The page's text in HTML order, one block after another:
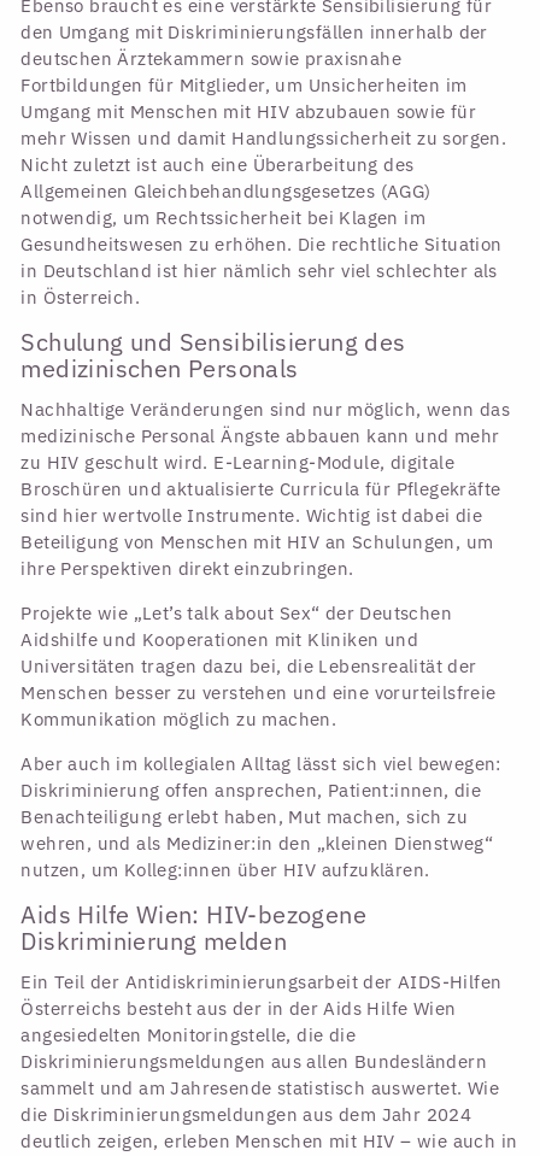
Ebenso braucht es eine verstärkte Sensibilisierung für
den Umgang mit Diskriminierungsfällen innerhalb der
deutschen Ärztekammern sowie praxisnahe
Fortbildungen für Mitglieder, um Unsicherheiten im
Umgang mit Menschen mit HIV abzubauen sowie für
mehr Wissen und damit Handlungssicherheit zu sorgen.
Nicht zuletzt ist auch eine Überarbeitung des
Allgemeinen Gleichbehandlungsgesetzes (AGG)
notwendig, um Rechtssicherheit bei Klagen im
Gesundheitswesen zu erhöhen. Die rechtliche Situation
in Deutschland ist hier nämlich sehr viel schlechter als
in Österreich.
Schulung und Sensibilisierung des
medizinischen Personals
Nachhaltige Veränderungen sind nur möglich, wenn das
medizinische Personal Ängste abbauen kann und mehr
zu HIV geschult wird. E-Learning-Module, digitale
Broschüren und aktualisierte Curricula für Pflegekräfte
sind hier wertvolle Instrumente. Wichtig ist dabei die
Beteiligung von Menschen mit HIV an Schulungen, um
ihre Perspektiven direkt einzubringen.
Projekte wie „Let’s talk about Sex“ der Deutschen
Aidshilfe und Kooperationen mit Kliniken und
Universitäten tragen dazu bei, die Lebensrealität der
Menschen besser zu verstehen und eine vorurteilsfreie
Kommunikation möglich zu machen.
Aber auch im kollegialen Alltag lässt sich viel bewegen:
Diskriminierung offen ansprechen, Patient:innen, die
Benachteiligung erlebt haben, Mut machen, sich zu
wehren, und als Mediziner:in den „kleinen Dienstweg“
nutzen, um Kolleg:innen über HIV aufzuklären.
Aids Hilfe Wien: HIV-bezogene
Diskriminierung melden
Ein Teil der Antidiskriminierungsarbeit der AIDS-Hilfen
Österreichs besteht aus der in der Aids Hilfe Wien
angesiedelten Monitoringstelle, die die
Diskriminierungsmeldungen aus allen Bundesländern
sammelt und am Jahresende statistisch auswertet. Wie
die Diskriminierungsmeldungen aus dem Jahr 2024
deutlich zeigen, erleben Menschen mit HIV – wie auch in